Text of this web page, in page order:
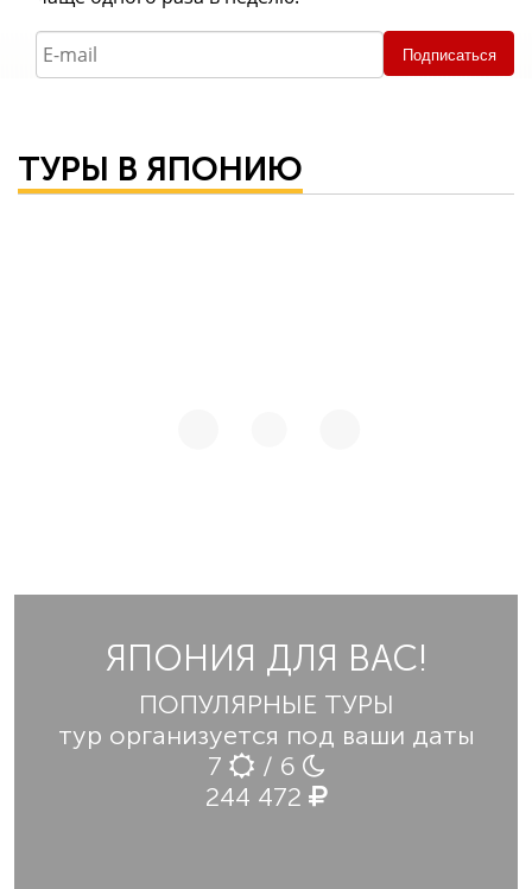
Подписаться
ТУРЫ В ЯПОНИЮ
ЯПОНИЯ ДЛЯ ВАС!
ПОПУЛЯРНЫЕ ТУРЫ
тур организуется под ваши даты
7
/ 6
244 472